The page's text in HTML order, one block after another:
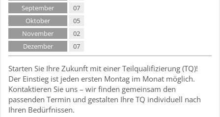
September
07
Oktober
05
November
02
Dezember
07
Starten Sie Ihre Zukunft mit einer Teilqualifizierung (TQ)!
Der Einstieg ist jeden ersten Montag im Monat möglich.
Kontaktieren Sie uns – wir finden gemeinsam den
passenden Termin und gestalten Ihre TQ individuell nach
Ihren Bedürfnissen.